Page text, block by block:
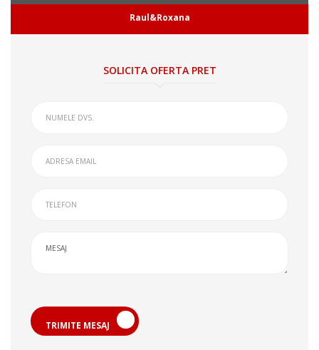
Raul&Roxana
SOLICITA OFERTA PRET
TRIMITE MESAJ